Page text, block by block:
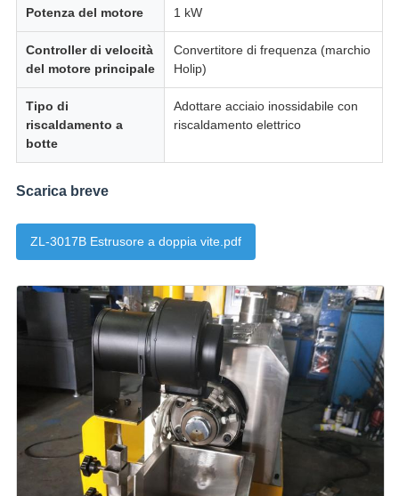
Potenza del motore 1 kW
Controller di velocità
del motore principale
Convertitore di frequenza (marchio
Holip)
Tipo di
riscaldamento a
botte
Adottare acciaio inossidabile con
riscaldamento elettrico
Scarica breve
ZL-3017B Estrusore a doppia vite.pdf